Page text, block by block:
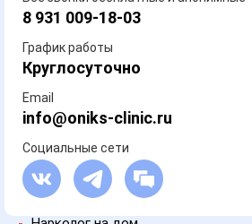
8 931 009-18-03
График работы
Круглосуточно
Email
info@oniks-clinic.ru
Социальные сети